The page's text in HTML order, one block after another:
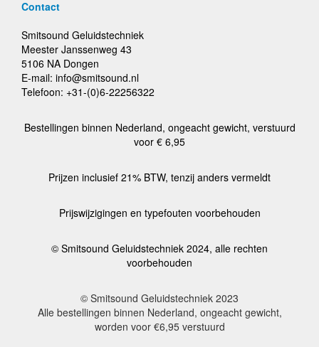
Contact
Smitsound Geluidstechniek
Meester Janssenweg 43
5106 NA Dongen
E-mail: info@smitsound.nl
Telefoon: +31-(0)6-22256322
Bestellingen binnen Nederland, ongeacht gewicht, verstuurd
voor € 6,95
Prijzen inclusief 21% BTW, tenzij anders vermeldt
Prijswijzigingen en typefouten voorbehouden
© Smitsound Geluidstechniek 2024, alle rechten
voorbehouden
© Smitsound Geluidstechniek 2023
Alle bestellingen binnen Nederland, ongeacht gewicht,
worden voor €6,95 verstuurd